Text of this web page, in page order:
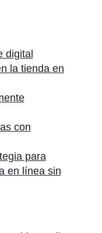
digital
la tienda en
con
para
en línea sin